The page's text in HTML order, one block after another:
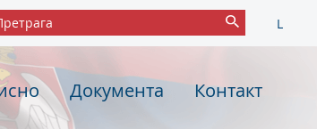
L
Документа Контакт